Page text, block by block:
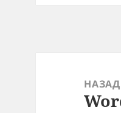
записям
НАЗАД